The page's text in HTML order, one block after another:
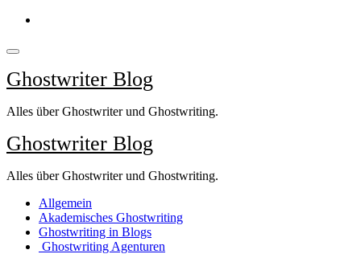
Springe
Inhalt
Ghostwriter Blog
Alles über Ghostwriter und Ghostwriting.
Ghostwriter Blog
Alles über Ghostwriter und Ghostwriting.
Allgemein
Akademisches Ghostwriting
Ghostwriting in Blogs
Ghostwriting Agenturen